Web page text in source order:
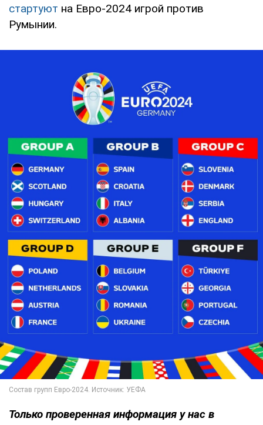
стартуют на Евро-2024 игрой против
Румынии.
Только проверенная информация у нас в